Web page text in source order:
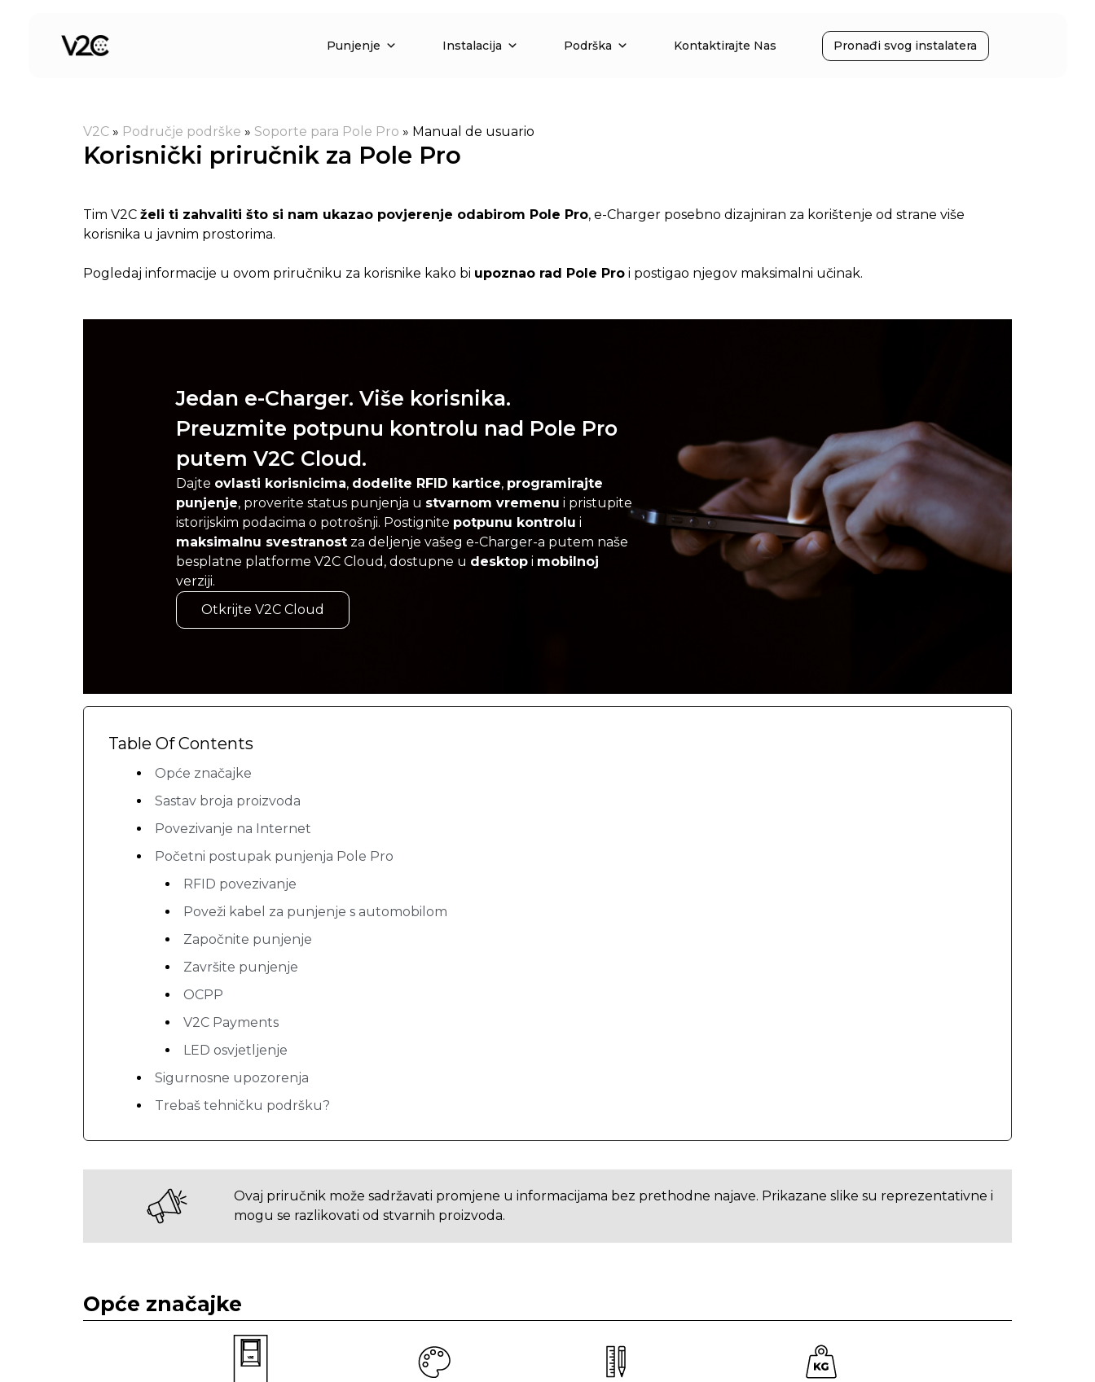
Punjenje Instalacija Podrška Kontaktirajte Nas Pronađi svog instalatera
V2C » Područje podrške » Soporte para Pole Pro » Manual de usuario
Korisnički priručnik za Pole Pro
Tim V2C želi ti zahvaliti što si nam ukazao povjerenje odabirom Pole Pro, e-Charger posebno dizajniran za korištenje od strane više
korisnika u javnim prostorima.
Pogledaj informacije u ovom priručniku za korisnike kako bi upoznao rad Pole Pro i postigao njegov maksimalni učinak.
Jedan e-Charger. Više korisnika.
Preuzmite potpunu kontrolu nad Pole Pro
putem V2C Cloud.
Dajte ovlasti korisnicima, dodelite RFID kartice, programirajte
punjenje, proverite status punjenja u stvarnom vremenu i pristupite
istorijskim podacima o potrošnji. Postignite potpunu kontrolu i
maksimalnu svestranost za deljenje vašeg e-Charger-a putem naše
besplatne platforme V2C Cloud, dostupne u desktop i mobilnoj
verziji.
Otkrijte V2C Cloud
Table Of Contents
Opće značajke
Sastav broja proizvoda
Povezivanje na Internet
Početni postupak punjenja Pole Pro
RFID povezivanje
Poveži kabel za punjenje s automobilom
Započnite punjenje
Završite punjenje
OCPP
V2C Payments
LED osvjetljenje
Sigurnosne upozorenja
Trebaš tehničku podršku?
Ovaj priručnik može sadržavati promjene u informacijama bez prethodne najave. Prikazane slike su reprezentativne i
mogu se razlikovati od stvarnih proizvoda.
Opće značajke